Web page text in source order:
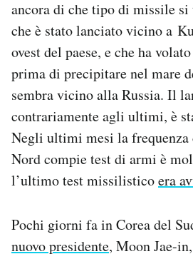
Area Personale
Newsletter
Notifiche mobile
Esci
ancora di che tipo di missile si
che è stato lanciato vicino a
ovest del paese, e che ha
prima di precipitare nel mare
sembra vicino alla Russia. Il
contrariamente agli ultimi, è
Negli ultimi mesi la frequenza
Nord compie test di armi è
l’ultimo test missilisticoera
Pochi giorni fa in Corea del
nuovo presidente, Moon Jae-